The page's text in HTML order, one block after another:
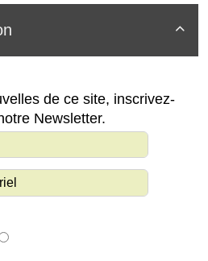

de ce site, inscrivez-
Newsletter.